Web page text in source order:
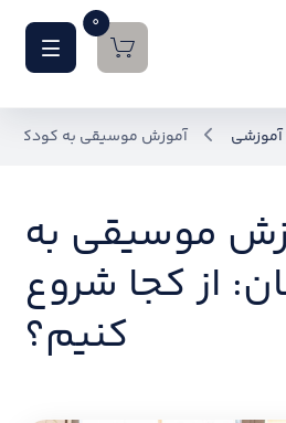
0
آموزش موسیقی به کودکان:
موسیقی به
از کجا شروع
کنیم؟